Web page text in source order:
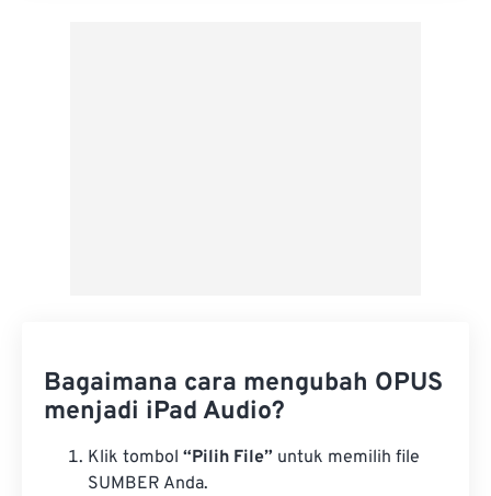
Bagaimana cara mengubah OPUS
menjadi iPad Audio?
Klik tombol “Pilih File” untuk memilih file
SUMBER Anda.